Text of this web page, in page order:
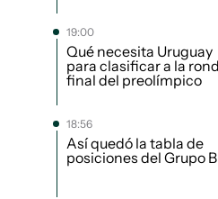
19:00
Qué necesita Uruguay
para clasificar a la
final del preolímpico
18:56
Así quedó la tabla de
posiciones del Grupo B